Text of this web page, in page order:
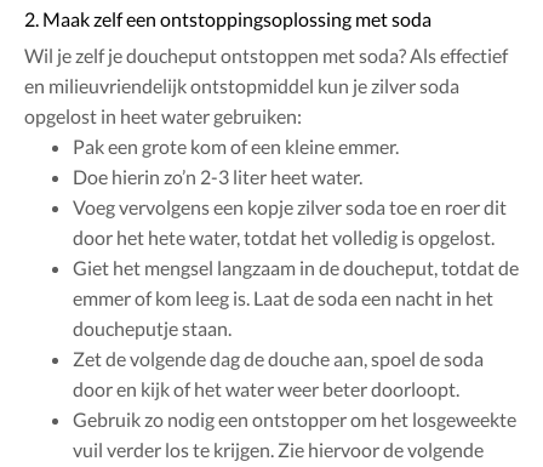
2. Maak zelf een ontstoppingsoplossing met soda
Wil je zelf je doucheput ontstoppen met soda? Als effectief
en milieuvriendelijk ontstopmiddel kun je zilver soda
opgelost in heet water gebruiken:
Pak een grote kom of een kleine emmer.
Doe hierin zo’n 2-3 liter heet water.
Voeg vervolgens een kopje zilver soda toe en roer dit
door het hete water, totdat het volledig is opgelost.
Giet het mengsel langzaam in de doucheput, totdat de
emmer of kom leeg is. Laat de soda een nacht in het
doucheputje staan.
Zet de volgende dag de douche aan, spoel de soda
door en kijk of het water weer beter doorloopt.
Gebruik zo nodig een ontstopper om het losgeweekte
vuil verder los te krijgen. Zie hiervoor de volgende